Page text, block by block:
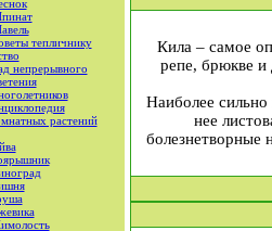
тепличнику
непрерывного
растений
Кила – самое
репе, брюкве и
Наиболее
нее
болезнетворные